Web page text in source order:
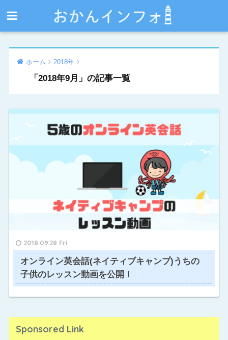
ホーム 2018年
「2018年9月」の記事一覧
2018.09.28 Fri
オンライン英会話(ネイティブキャンプ)うちの
子供のレッスン動画を公開！
Sponsored Link